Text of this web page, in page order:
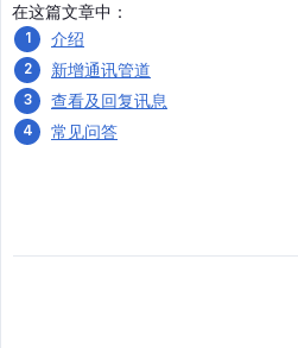
在这篇文章中：
介绍
新增通讯管道
查看及回复讯息
常见问答